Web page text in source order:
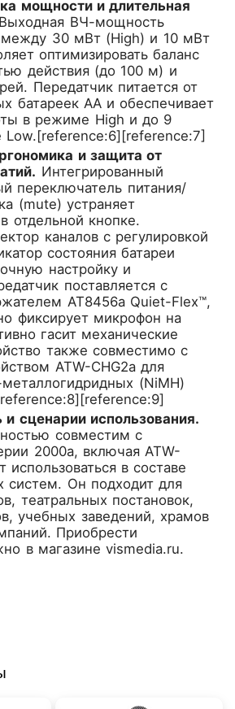
мощности и длительная
Выходная ВЧ-мощность
между 30 мВт (High) и 10 мВт
оптимизировать баланс
действия (до 100 м) и
Передатчик питается от
батареек AA и обеспечивает
в режиме High и до 9
и защита от
Интегрированный
переключатель питания/
(mute) устраняет
отдельной кнопке.
каналов с регулировкой
состояния батареи
настройку и
поставляется с
AT8456a Quiet-Flex™,
фиксирует микрофон на
гасит механические
также совместимо с
ATW-CHG2a для
(NiMH)
сценарии использования.
совместим с
2000a, включая ATW-
в составе
систем. Он подходит для
театральных постановок,
учебных заведений, храмов
Приобрести
в магазине vismedia.ru.